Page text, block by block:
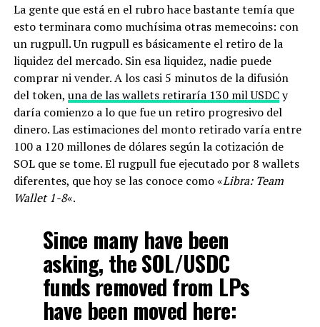
La gente que está en el rubro hace bastante temía que
esto terminara como muchísima otras memecoins: con
un rugpull. Un rugpull es básicamente el retiro de la
liquidez del mercado. Sin esa liquidez, nadie puede
comprar ni vender. A los casi 5 minutos de la difusión
del token, una de las wallets retiraría 130 mil USDCy
daría comienzo a lo que fue un retiro progresivo del
dinero. Las estimaciones del monto retirado varía entre
100 a 120 millones de dólares según la cotización de
SOL que se tome. El rugpull fue ejecutado por 8 wallets
diferentes, que hoy se las conoce como «Libra: Team
Wallet 1-8«.
Since many have been
asking, the SOL/USDC
funds removed from LPs
have been moved here: